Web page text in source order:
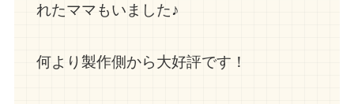
れたママもいました♪
何より製作側から大好評です！